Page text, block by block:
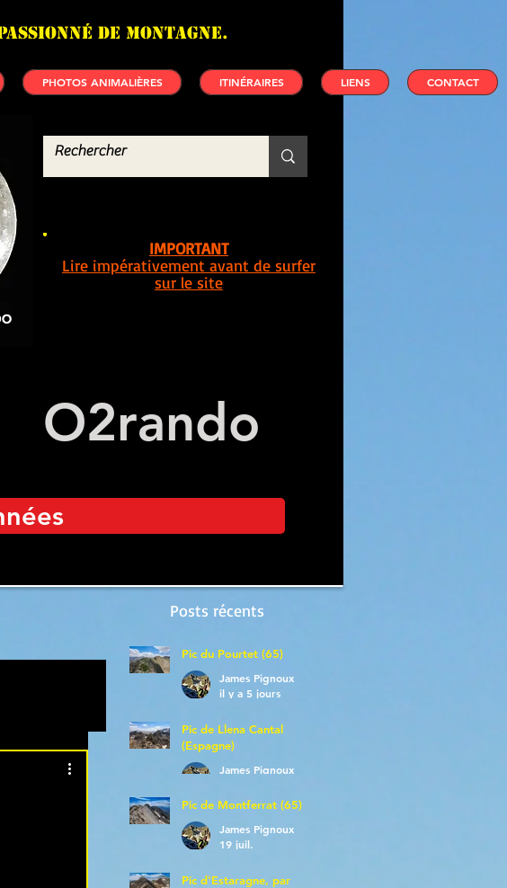
de montagne.
PHOTOS ANIMALIÈRES ITINÉRAIRES LIENS CONTACT
IMPORTANT
Lire impérativement avant de surfer
sur le site
O2rando
Posts récents
Pic du Pourtet (65)
James Pignoux
il y a 5 jours
Pic de Llena Cantal
(Espagne)
James Pignoux
Pic de Montferrat (65)
James Pignoux
19 juil.
Pic d'Estaragne, par